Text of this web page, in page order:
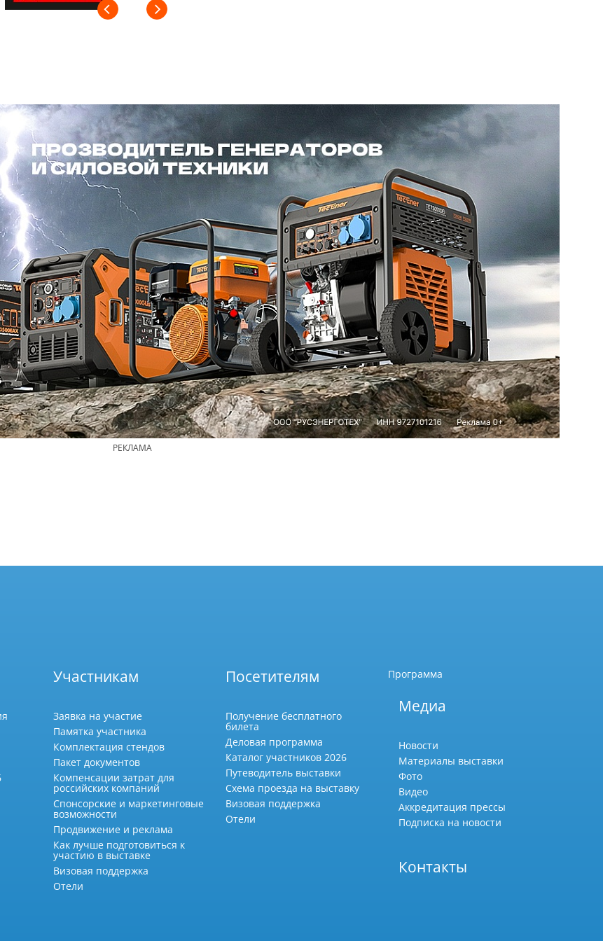
РЕКЛАМА
Участникам
Заявка на участие
Памятка участника
Комплектация стендов
Пакет документов
Компенсации затрат для
российских компаний
Спонсорские и маркетинговые
возможности
Продвижение и реклама
Как лучше подготовиться к
участию в выставке
Визовая поддержка
Отели
Посетителям
Получение бесплатного
билета
Деловая программа
Каталог участников 2026
Путеводитель выставки
Схема проезда на выставку
Визовая поддержка
Отели
Программа
Медиа
Новости
Материалы выставки
Фото
Видео
Аккредитация прессы
Подписка на новости
Контакты